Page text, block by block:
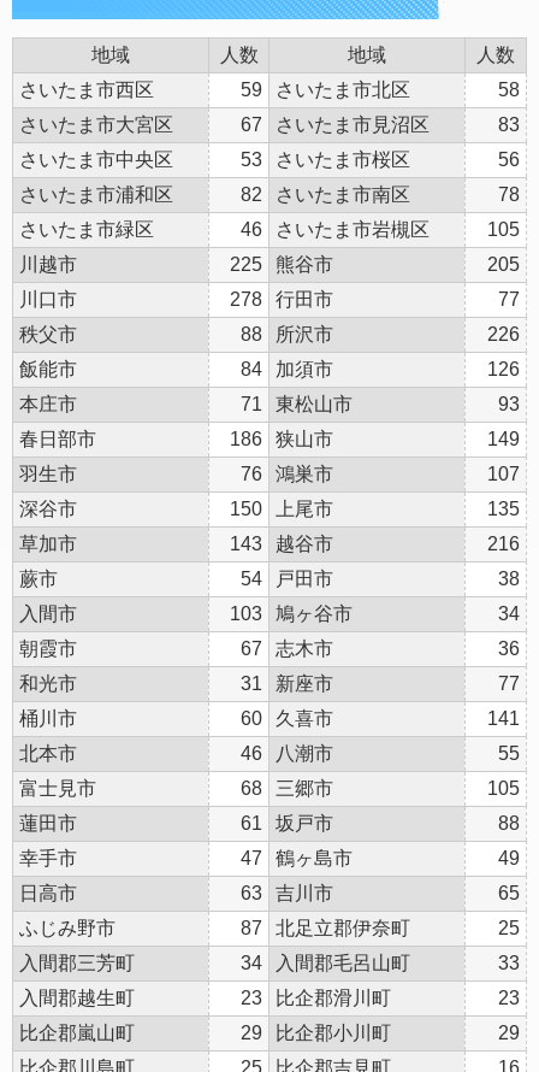
地域 人数 地域
人数
さいたま市西区
59 さいたま市北区
58
さいたま市大宮区
67 さいたま市見沼区
83
さいたま市中央区
53 さいたま市桜区
56
さいたま市浦和区
82 さいたま市南区
78
さいたま市緑区
46 さいたま市岩槻区
105
川越市
225 熊谷市
205
川口市
278 行田市
77
秩父市
88 所沢市
226
飯能市
84 加須市
126
本庄市
71 東松山市
93
春日部市
186 狭山市
149
羽生市
76 鴻巣市
107
深谷市
150 上尾市
135
草加市
143 越谷市
216
蕨市
54 戸田市
38
入間市
103 鳩ヶ谷市
34
朝霞市
67 志木市
36
和光市
31 新座市
77
桶川市
60 久喜市
141
北本市
46 八潮市
55
富士見市
68 三郷市
105
蓮田市
61 坂戸市
88
幸手市
47 鶴ヶ島市
49
日高市
63 吉川市
65
ふじみ野市
87 北足立郡伊奈町
25
入間郡三芳町
34 入間郡毛呂山町
33
入間郡越生町
23 比企郡滑川町
23
比企郡嵐山町
29 比企郡小川町
29
比企郡川島町
25 比企郡吉見町 16